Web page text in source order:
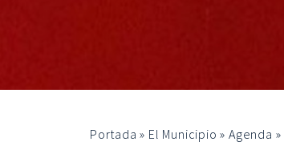
Portada » El Municipio »Agenda »